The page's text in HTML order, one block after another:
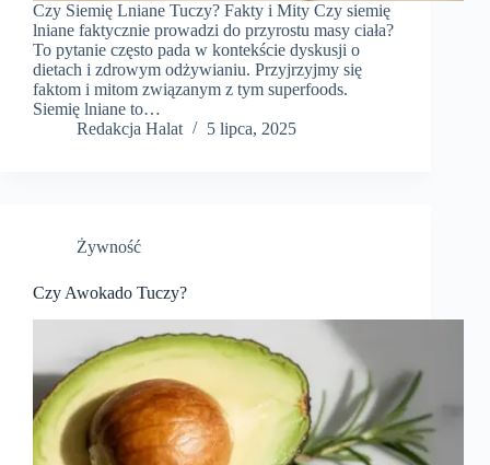
Czy Siemię Lniane Tuczy? Fakty i Mity Czy siemię
lniane faktycznie prowadzi do przyrostu masy ciała?
To pytanie często pada w kontekście dyskusji o
dietach i zdrowym odżywianiu. Przyjrzyjmy się
faktom i mitom związanym z tym superfoods.
Siemię lniane to…
Redakcja Halat
5 lipca, 2025
Żywność
Czy Awokado Tuczy?